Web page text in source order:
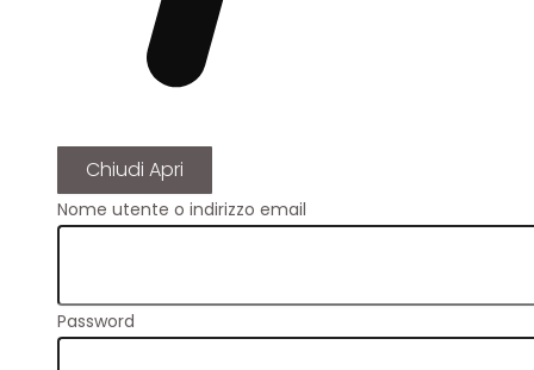
Chiudi Apri
Nome utente o indirizzo email
Password